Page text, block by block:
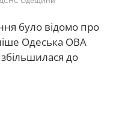
було відомо про
Одеська ОВА
збільшилася до